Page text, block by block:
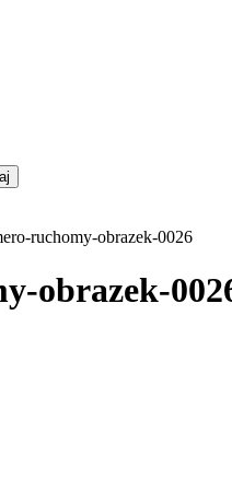
ruchomy-obrazek-0026
obrazek-